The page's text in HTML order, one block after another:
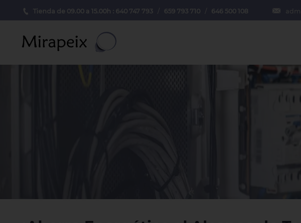
Tienda de 09.00 a 15.00h : 640 747 793 659 793 710/ 646 500 108